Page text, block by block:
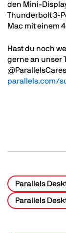
den Mini-
Thunderbolt 3-
Mac mit einem
Hast du noch
gerne an unser
parallels.com/
Parallels
Parallels